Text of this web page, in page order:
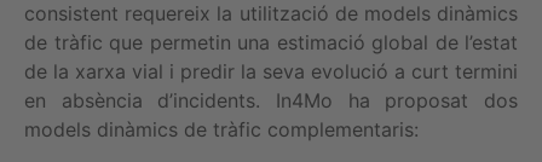
consistent requereix la utilització de models dinàmics
de tràfic que permetin una estimació global de l’estat
de la xarxa vial i predir la seva evolució a curt termini
en absència d’incidents. In4Mo ha proposat dos
models dinàmics de tràfic complementaris: